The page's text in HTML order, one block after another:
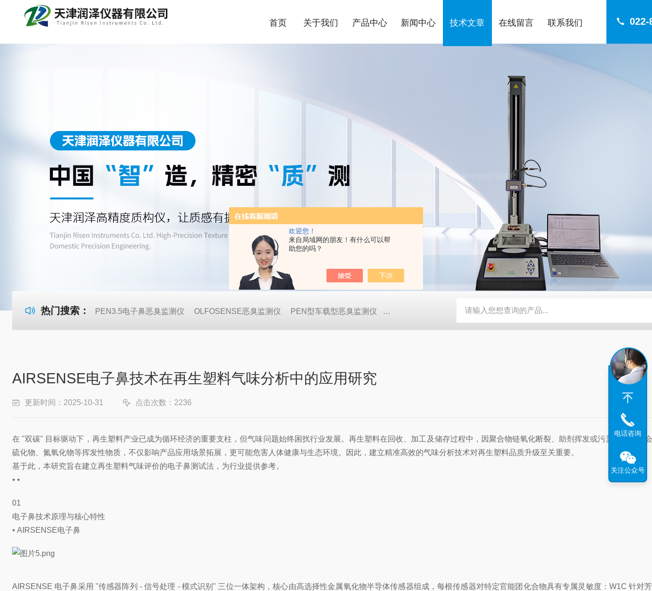
欢迎您！
来自局域网的朋友！有什么可以帮
助您的吗？
022-
首页 关于我们 产品中心 新闻中心 技术文章 在线留言 联系我们
当前位置：首页 技术文章 AIRSENSE电子鼻技术在再生塑料气味分析中的应用研究
热门搜索： PEN3.5电子鼻恶臭监测仪 OLFOSENSE恶臭监测仪 PEN型车载型恶臭监测仪 GDA-FR便携式有毒气体检测仪 PG系列便携式多组分气体监测仪
AIRSENSE电子鼻技术在再生塑料气味分析中的应用研究
更新时间：2025-10-31 点击次数：2236
在 "双碳" 目标驱动下，再生塑料产业已成为循环经济的重要支柱，但气味问题始终困扰行业发展。再生塑料在回收、加工及储存过程中，因聚合物链氧化断裂、助剂挥发或污染物残留，
硫化物、氮氧化物等挥发性物质，不仅影响产品应用场景拓展，更可能危害人体健康与生态环境。因此，建立精准高效的气味分析技术对再生塑料品质升级至关重要。
基于此，本研究旨在建立再生塑料气味评价的电子鼻测试法，为行业提供参考。
⦁ ⦁
01
电子鼻技术原理与核心特性
⦁ AIRSENSE电子鼻
AIRSENSE 电子鼻采用 "传感器阵列 - 信号处理 - 模式识别" 三位一体架构，核心由高选择性金属氧化物半导体传感器组成，每根传感器对特定官能团化合物具有专属灵敏度：W1C 针对
电话咨询
关注公众号